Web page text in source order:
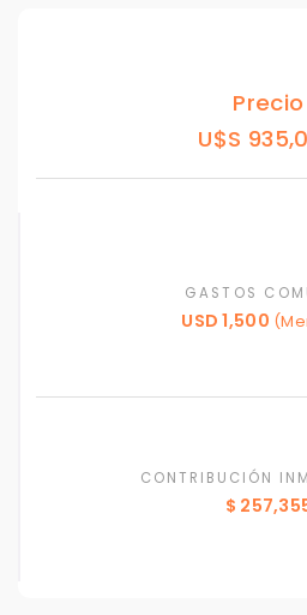
Precio
U$S
GASTOS
USD 1,500
CONTRIBUCIÓN
$